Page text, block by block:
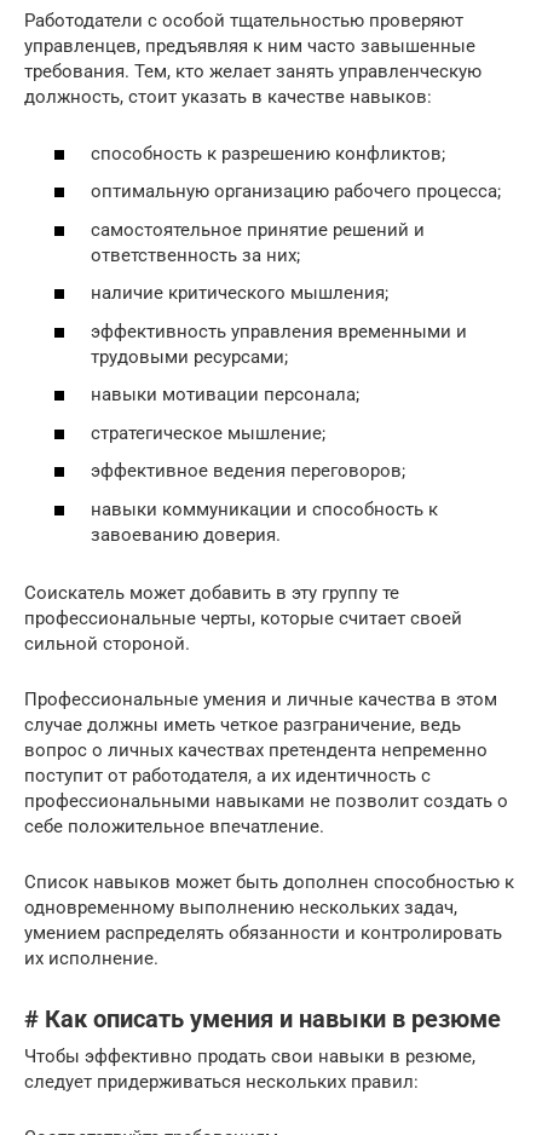
Работодатели с особой тщательностью проверяют
управленцев, предъявляя к ним часто завышенные
требования. Тем, кто желает занять управленческую
должность, стоит указать в качестве навыков:
способность к разрешению конфликтов;
оптимальную организацию рабочего процесса;
самостоятельное принятие решений и
ответственность за них;
наличие критического мышления;
эффективность управления временными и
трудовыми ресурсами;
навыки мотивации персонала;
стратегическое мышление;
эффективное ведения переговоров;
навыки коммуникации и способность к
завоеванию доверия.
Соискатель может добавить в эту группу те
профессиональные черты, которые считает своей
сильной стороной.
Профессиональные умения и личные качества в этом
случае должны иметь четкое разграничение, ведь
вопрос о личных качествах претендента непременно
поступит от работодателя, а их идентичность с
профессиональными навыками не позволит создать о
себе положительное впечатление.
Список навыков может быть дополнен способностью к
одновременному выполнению нескольких задач,
умением распределять обязанности и контролировать
их исполнение.
# Как описать умения и навыки в резюме
Чтобы эффективно продать свои навыки в резюме,
следует придерживаться нескольких правил: